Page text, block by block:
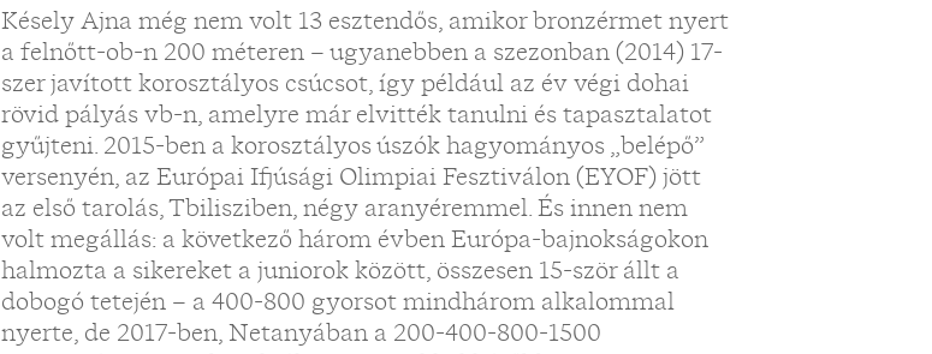
Késely Ajna még nem volt 13 esztendős, amikor bronzérmet nyert
a felnőtt-ob-n 200 méteren – ugyanebben a szezonban (2014) 17-
szer javított korosztályos csúcsot, így például az év végi dohai
rövid pályás vb-n, amelyre már elvitték tanulni és tapasztalatot
gyűjteni. 2015-ben a korosztályos úszók hagyományos „belépő”
versenyén, az Európai Ifjúsági Olimpiai Fesztiválon (EYOF) jött
az első tarolás, Tbilisziben, négy aranyéremmel. És innen nem
volt megállás: a következő három évben Európa-bajnokságokon
halmozta a sikereket a juniorok között, összesen 15-ször állt a
dobogó tetején – a 400-800 gyorsot mindhárom alkalommal
nyerte, de 2017-ben, Netanyában a 200-400-800-1500